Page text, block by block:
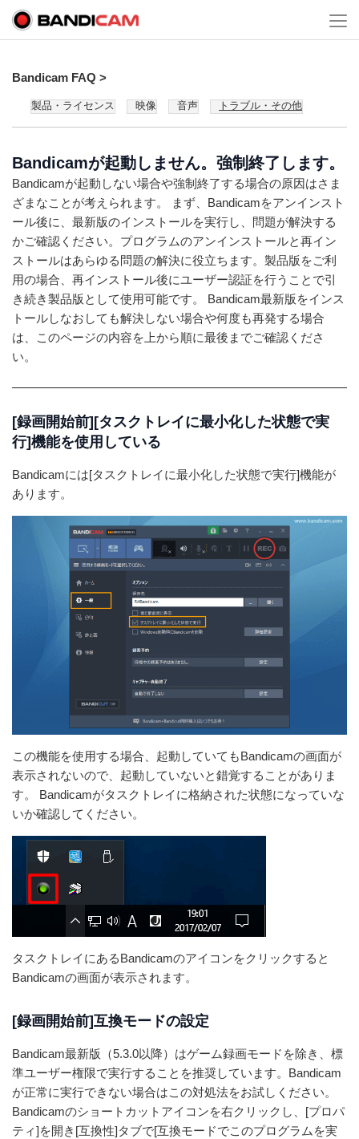
Bandicam FAQ >
製品・ライセンス 映像 音声 トラブル・その他
Bandicamが起動しません。強制終了します。
Bandicamが起動しない場合や強制終了する場合の原因はさま
ざまなことが考えられます。 まず、Bandicamをアンインスト
ール後に、最新版のインストールを実行し、問題が解決する
かご確認ください。プログラムのアンインストールと再イン
ストールはあらゆる問題の解決に役立ちます。製品版をご利
用の場合、再インストール後にユーザー認証を行うことで引
き続き製品版として使用可能です。 Bandicam最新版をインス
トールしなおしても解決しない場合や何度も再発する場合
は、このページの内容を上から順に最後までご確認くださ
い。
[録画開始前][タスクトレイに最小化した状態で実
行]機能を使用している
Bandicamには[タスクトレイに最小化した状態で実行]機能が
あります。
この機能を使用する場合、起動していてもBandicamの画面が
表示されないので、起動していないと錯覚することがありま
す。 Bandicamがタスクトレイに格納された状態になっていな
いか確認してください。
タスクトレイにあるBandicamのアイコンをクリックすると
Bandicamの画面が表示されます。
[録画開始前]互換モードの設定
Bandicam最新版（5.3.0以降）はゲーム録画モードを除き、標
準ユーザー権限で実行することを推奨しています。Bandicam
が正常に実行できない場合はこの対処法をお試しください。
Bandicamのショートカットアイコンを右クリックし、[プロパ
ティ]を開き[互換性]タブで[互換モードでこのプログラムを実